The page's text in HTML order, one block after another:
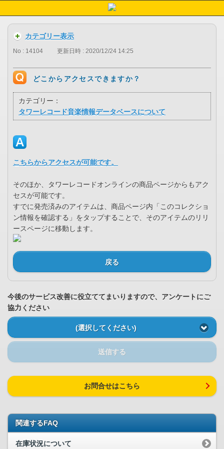
カテゴリー表示
No : 14104 更新日時 : 2020/12/24 14:25
どこからアクセスできますか？
カテゴリー：
タワーレコード音楽情報データベースについて
こちらからアクセスが可能です。
そのほか、タワーレコードオンラインの商品ページからもアク
セスが可能です。
すでに発売済みのアイテムは、商品ページ内「このコレクショ
ン情報を確認する」をタップすることで、そのアイテムのリリ
ースページに移動します。
戻る
今後のサービス改善に役立ててまいりますので、アンケートにご
協力ください
(選択してください)
送信する
お問合せはこちら
関連するFAQ
在庫状況について